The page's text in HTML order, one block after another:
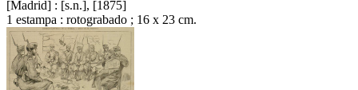
[Madrid] : [s.n.], [1875]
1 estampa : rotograbado ; 16 x 23 cm.